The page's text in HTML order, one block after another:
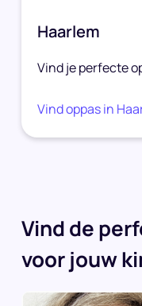
Haarlem
Vind je perfecte
Vind oppas in
Vind de
voor jouw